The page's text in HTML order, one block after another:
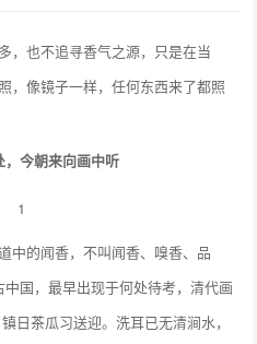
，也不追寻香气之源，只是在当
，像镜子一样，任何东西来了都照
今朝来向画中听
中的闻香，不叫闻香、嗅香、品
中国，最早出现于何处待考，清代画
日茶瓜习送迎。洗耳已无清涧水，